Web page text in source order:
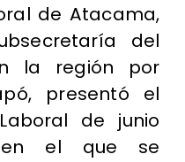
de Atacama,
del
la región por
presentó el
de junio
en el que se